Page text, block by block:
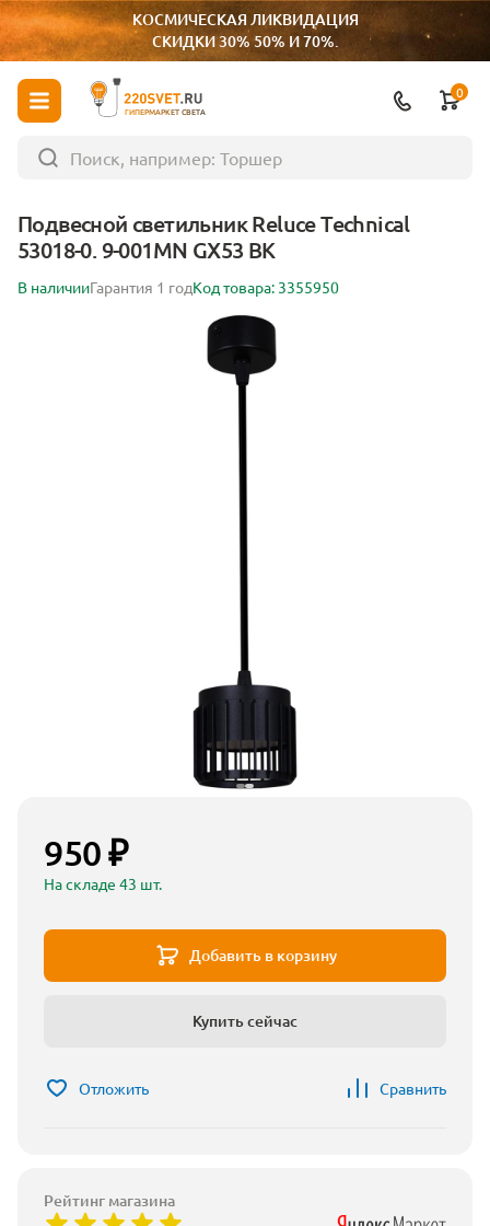
КОСМИЧЕСКАЯ ЛИКВИДАЦИЯ
СКИДКИ 30% 50% И 70%.
ГИПЕРМАРКЕТ СВЕТА
0
Подвесной светильник Reluce Technical
53018-0. 9-001MN GX53 BK
В наличииГарантия 1 годКод товара: 3355950
950 ₽
На складе 43 шт.
Добавить в корзину
Купить сейчас
Отложить Сравнить
Рейтинг магазина